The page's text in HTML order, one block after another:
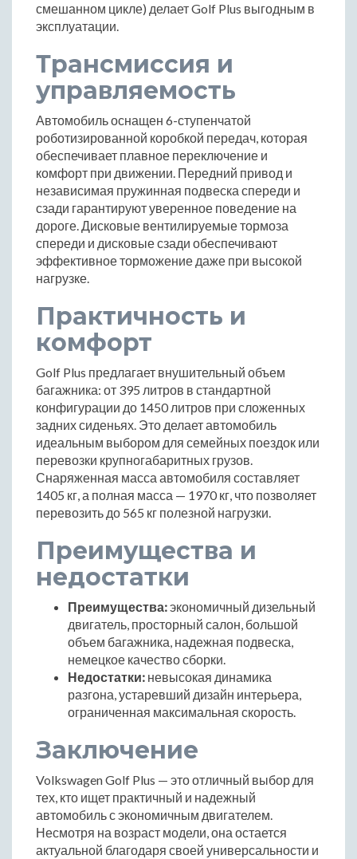
смешанном цикле) делает Golf Plus выгодным в
эксплуатации.
Трансмиссия и
управляемость
Автомобиль оснащен 6-ступенчатой
роботизированной коробкой передач, которая
обеспечивает плавное переключение и
комфорт при движении. Передний привод и
независимая пружинная подвеска спереди и
сзади гарантируют уверенное поведение на
дороге. Дисковые вентилируемые тормоза
спереди и дисковые сзади обеспечивают
эффективное торможение даже при высокой
нагрузке.
Практичность и
комфорт
Golf Plus предлагает внушительный объем
багажника: от 395 литров в стандартной
конфигурации до 1450 литров при сложенных
задних сиденьях. Это делает автомобиль
идеальным выбором для семейных поездок или
перевозки крупногабаритных грузов.
Снаряженная масса автомобиля составляет
1405 кг, а полная масса — 1970 кг, что позволяет
перевозить до 565 кг полезной нагрузки.
Преимущества и
недостатки
Преимущества:экономичный дизельный
двигатель, просторный салон, большой
объем багажника, надежная подвеска,
немецкое качество сборки.
Недостатки: невысокая динамика
разгона, устаревший дизайн интерьера,
ограниченная максимальная скорость.
Заключение
Volkswagen Golf Plus — это отличный выбор для
тех, кто ищет практичный и надежный
автомобиль с экономичным двигателем.
Несмотря на возраст модели, она остается
актуальной благодаря своей универсальности и